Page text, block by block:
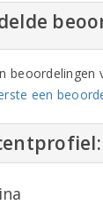
beoordelingen
een